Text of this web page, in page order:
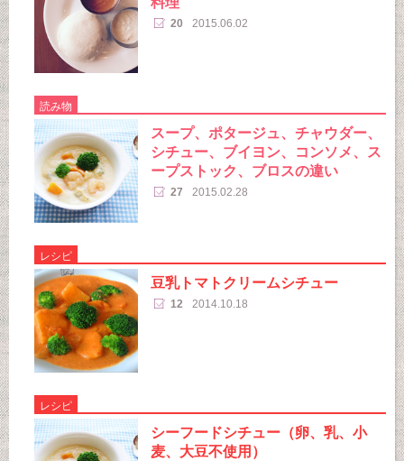
20 2015.06.02
読み物
スープ、ポタージュ、チャウダー、
シチュー、ブイヨン、コンソメ、ス
ープストック、ブロスの違い
27 2015.02.28
レシピ
豆乳トマトクリームシチュー
12 2014.10.18
レシピ
シーフードシチュー（卵、乳、小
麦、大豆不使用）